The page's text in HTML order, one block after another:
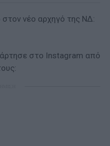
νέο αρχηγό της ΝΔ:
στο Instagram από